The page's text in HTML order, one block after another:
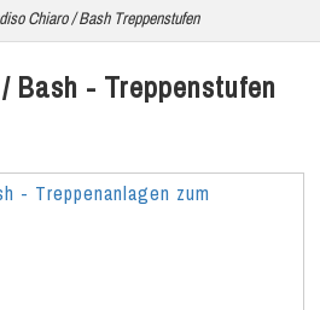
Chiaro / Bash Treppenstufen
Bash - Treppenstufen